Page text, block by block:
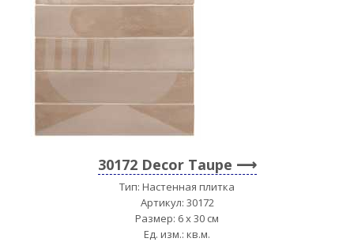
30172 Decor Taupe
Тип: Настенная плитка
Артикул: 30172
Размер: 6 x 30 см
Ед. изм.: кв.м.